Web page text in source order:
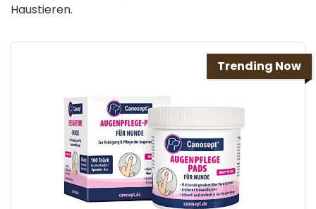
Haustieren.
Trending Now